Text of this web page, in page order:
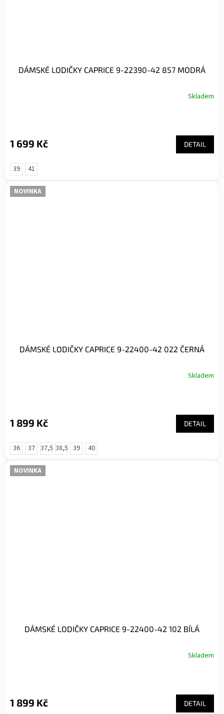
DÁMSKÉ LODIČKY CAPRICE 9-22390-42 857 MODRÁ
Skladem
1 699 Kč DETAIL
39 41
NOVINKA
DÁMSKÉ LODIČKY CAPRICE 9-22400-42 022 ČERNÁ
Skladem
1 899 Kč DETAIL
36 37 37,5 38,5 39 40
NOVINKA
DÁMSKÉ LODIČKY CAPRICE 9-22400-42 102 BÍLÁ
Skladem
1 899 Kč DETAIL